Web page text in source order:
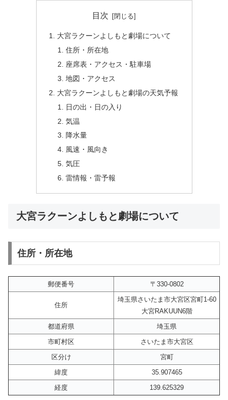
目次
大宮ラクーンよしもと劇場について
住所・所在地
座席表・アクセス・駐車場
地図・アクセス
大宮ラクーンよしもと劇場の天気予報
日の出・日の入り
気温
降水量
風速・風向き
気圧
雷情報・雷予報
大宮ラクーンよしもと劇場について
住所・所在地
郵便番号 〒330-0802
住所
埼玉県さいたま市大宮区宮町1-60
大宮RAKUUN6階
都道府県
埼玉県
市町村区
さいたま市大宮区
区分け
宮町
緯度
35.907465
経度
139.625329